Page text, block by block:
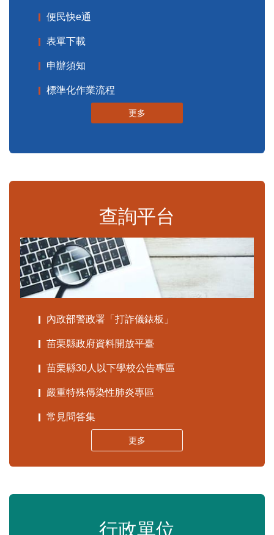
便民快e通
表單下載
申辦須知
標準化作業流程
更多
查詢平台
內政部警政署「打詐儀錶板」
苗栗縣政府資料開放平臺
苗栗縣30人以下學校公告專區
嚴重特殊傳染性肺炎專區
常見問答集
更多
行政單位